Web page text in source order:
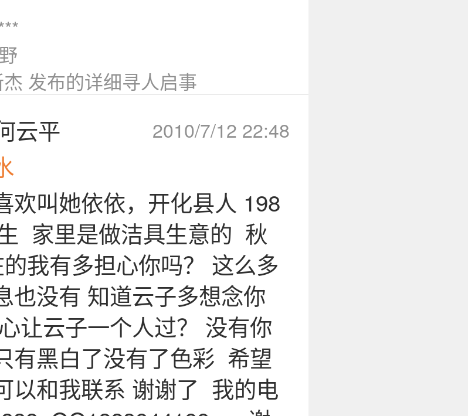
发布的详细寻人启事
2010/7/12 22:48
云平
欢叫她依依，开化县人 198
家里是做洁具生意的 秋
我有多担心你吗？ 这么多
也没有 知道云子多想念你
让云子一个人过？ 没有你
有黑白了没有了色彩 希望
以和我联系 谢谢了 我的电